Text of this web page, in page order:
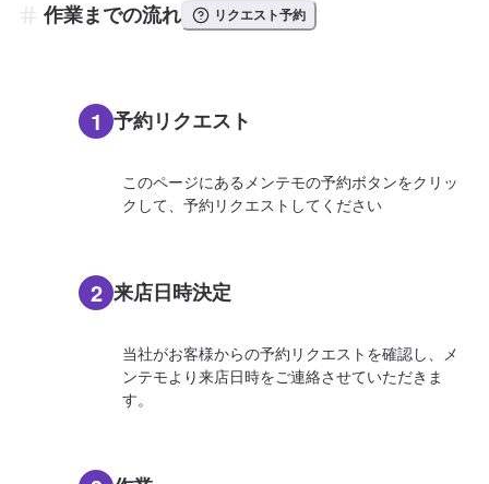
作業までの流れ リクエスト予約
1 予約リクエスト
このページにあるメンテモの予約ボタンをクリッ
クして、予約リクエストしてください
2 来店日時決定
当社がお客様からの予約リクエストを確認し、メ
ンテモより来店日時をご連絡させていただきま
す。